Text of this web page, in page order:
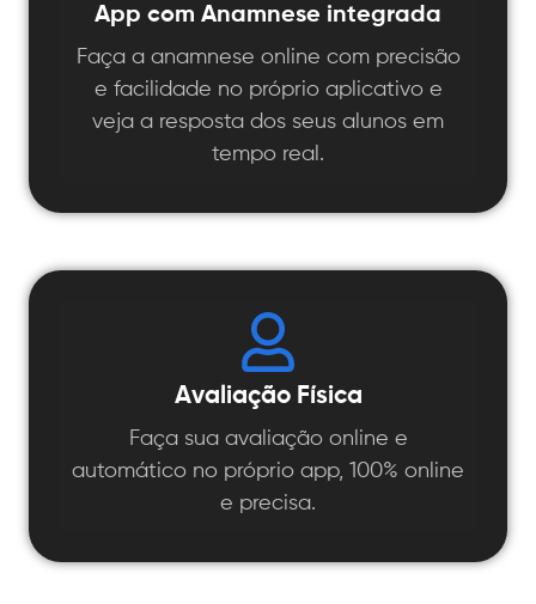
App com Anamnese integrada
Faça a anamnese online com precisão
e facilidade no próprio aplicativo e
veja a resposta dos seus alunos em
tempo real.
Avaliação Física
Faça sua avaliação online e
automático no próprio app, 100% online
e precisa.